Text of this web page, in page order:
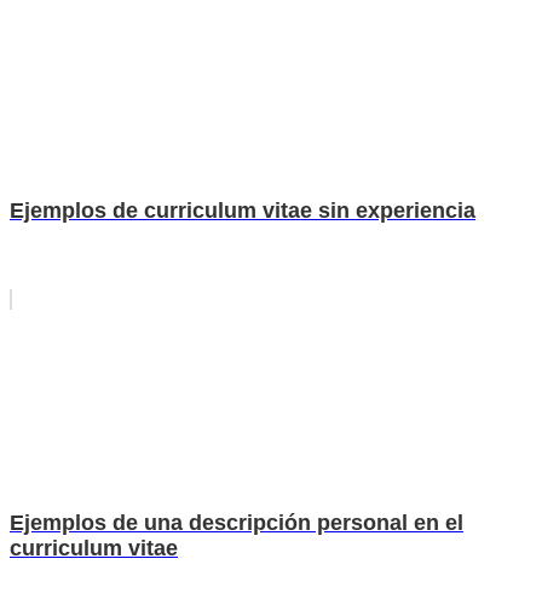
Ejemplos de curriculum vitae sin experiencia
Ejemplos de una descripción personal en el
curriculum vitae